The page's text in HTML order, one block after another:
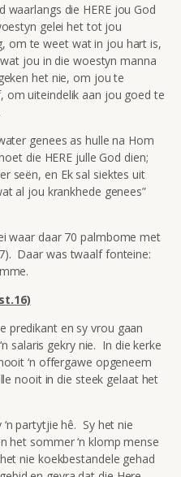
waarlangs die HERE jou God
gelei het tot jou
om te weet wat in jou hart is,
jou in die woestyn manna
het nie, om jou te
uiteindelik aan jou goed te
genees as hulle na Hom
die HERE julle God dien;
seën, en Ek sal siektes uit
al jou krankhede genees”
waar daar 70 palmbome met
Daar was twaalf fonteine:
predikant en sy vrou gaan
salaris gekry nie. In die kerke
‘n offergawe opgeneem
nooit in die steek gelaat het
partytjie hê. Sy het nie
het sommer ‘n klomp mense
nie koekbestandele gehad